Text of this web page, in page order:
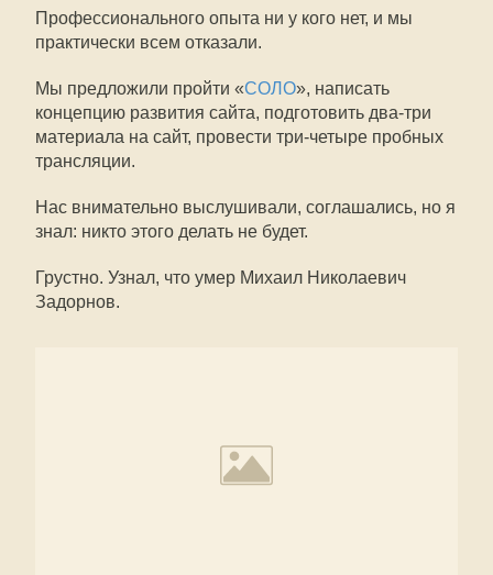
Профессионального опыта ни у кого нет, и мы
практически всем отказали.
Мы предложили пройти «СОЛО», написать
концепцию развития сайта, подготовить два-три
материала на сайт, провести три-четыре пробных
трансляции.
Нас внимательно выслушивали, соглашались, но я
знал: никто этого делать не будет.
Грустно. Узнал, что умер Михаил Николаевич
Задорнов.